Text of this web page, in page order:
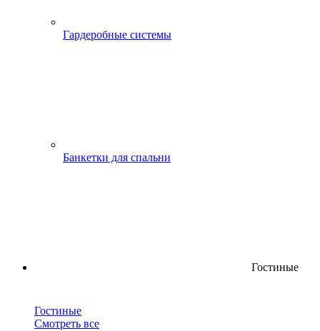
Гардеробные системы
Банкетки для спальни
Гостиные
Гостиные
Смотреть все